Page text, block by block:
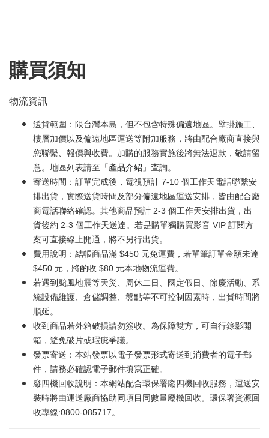
購買須知
物流資訊
送貨範圍：限台灣本島，但不包含特殊偏遠地區。壁掛施工、
樓層加價以及偏遠地區運送等附加服務，將由配合廠商直接與
您聯繫、報價與收費。加購的服務實施後將無法退款，敬請留
意。地區列表請至「產品介紹 」查詢。
寄送時間：訂單完成後，電視預計 7-10 個工作天電話聯繫安
排出貨，實際送貨時間及部分偏遠地區運送安排，皆由配合廠
商電話聯絡確認。其他商品預計 2-3 個工作天安排出貨，出
貨後約 2-3 個工作天送達。若是購單獨購買影音 VIP 訂閱方
案可直接線上開通，將不另行出貨。
費用說明：結帳商品滿 $450 元免運費，若單筆訂單金額未達
$450 元，將酌收 $80 元本地物流運費。
若遇到颱風地震等天災、周休二日、國定假日、節慶活動、系
統設備維護、倉儲調整、盤點等不可控制因素時，出貨時間將
順延。
收到商品若外箱破損請勿簽收。為保障雙方，可自行錄影開
箱，避免破片或瑕疵爭議。
發票寄送：本站發票以電子發票形式寄送到消費者的電子郵
件，請務必確認電子郵件填寫正確。
廢四機回收說明：本網站配合環保署廢四機回收服務，運送安
裝時將由運送廠商協助同項目同數量廢機回收。環保署資源回
收專線:0800-085717。